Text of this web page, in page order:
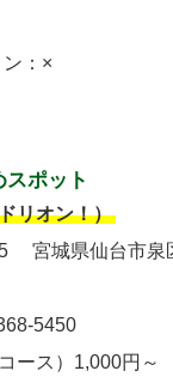
：×
ポット
リオン！）
宮城県仙台市泉
5450
ース）1,000円～